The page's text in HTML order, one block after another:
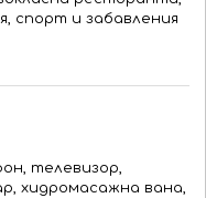
спорт и забавления
телевизор,
хидромасажна вана,